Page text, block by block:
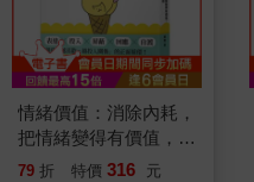
情緒價值：消除內耗，
把情緒變得有價值，跟
誰都能自在相處
79 折 特價 316 元